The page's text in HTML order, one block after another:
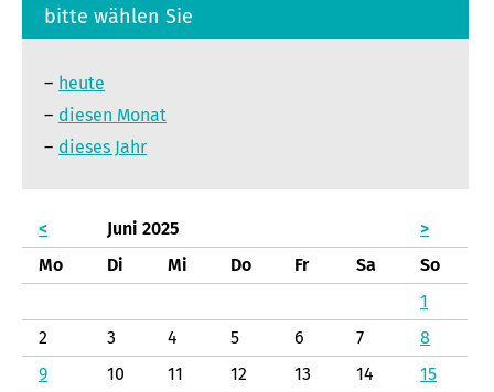
bitte wählen Sie
heute
diesen Monat
dieses Jahr
< Juni 2025
>
Mo
Di Mi Do Fr Sa
So
1
2
3 4 5 6 7
8
9
10 11 12 13 14
15